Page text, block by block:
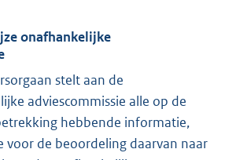
onafhankelijke
stelt aan de
adviescommissie alle op de
hebbende informatie,
voor de beoordeling daarvan naar